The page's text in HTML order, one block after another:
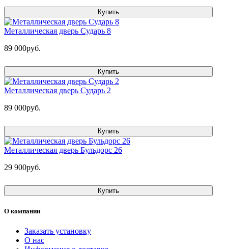
Купить
Металлическая дверь Сударь 8
89 000руб.
Купить
Металлическая дверь Сударь 2
89 000руб.
Купить
Металлическая дверь Бульдорс 26
29 900руб.
Купить
О компании
Заказать установку
О нас